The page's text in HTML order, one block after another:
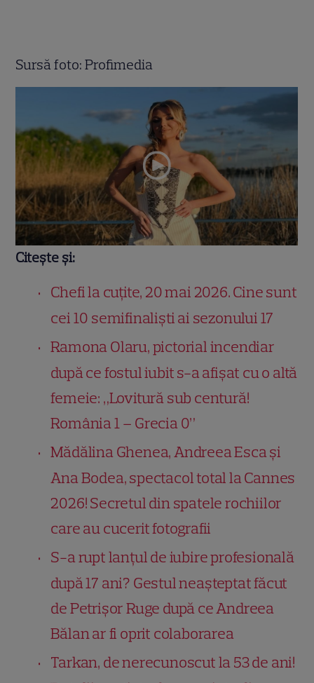
Sursă foto: Profimedia
Citește și:
Chefi la cuțite, 20 mai 2026. Cine sunt
cei 10 semifinaliști ai sezonului 17
Ramona Olaru, pictorial incendiar
după ce fostul iubit s-a afișat cu o altă
femeie: „Lovitură sub centură!
România 1 – Grecia 0”
Mădălina Ghenea, Andreea Esca și
Ana Bodea, spectacol total la Cannes
2026! Secretul din spatele rochiilor
care au cucerit fotografii
S-a rupt lanțul de iubire profesională
după 17 ani? Gestul neașteptat făcut
de Petrișor Ruge după ce Andreea
Bălan ar fi oprit colaborarea
Tarkan, de nerecunoscut la 53 de ani!